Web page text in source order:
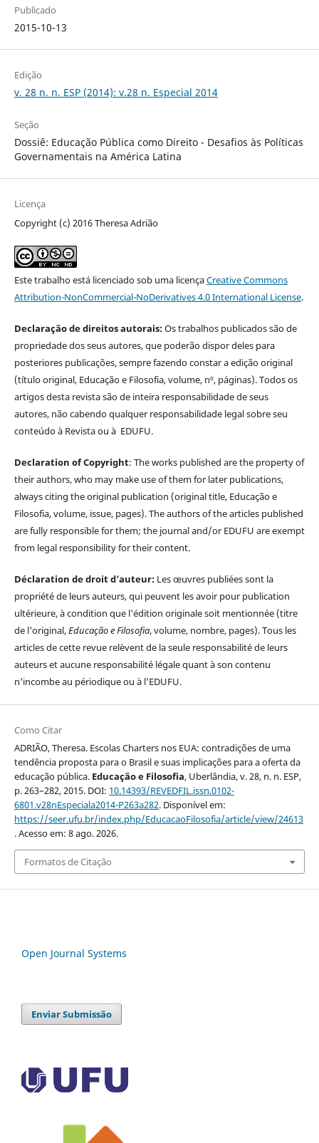
Publicado
2015-10-13
Edição
v. 28 n. n. ESP (2014): v.28 n. Especial 2014
Seção
Dossiê: Educação Pública como Direito - Desafios às Políticas
Governamentais na América Latina
Licença
Copyright (c) 2016 Theresa Adrião
Este trabalho está licenciado sob uma licençaCreative Commons
Attribution-NonCommercial-NoDerivatives 4.0 International License.
Declaração de direitos autorais:Os trabalhos publicados são de
propriedade dos seus autores, que poderão dispor deles para
posteriores publicações, sempre fazendo constar a edição original
(título original, Educação e Filosofia, volume, nº, páginas). Todos os
artigos desta revista são de inteira responsabilidade de seus
autores, não cabendo qualquer responsabilidade legal sobre seu
conteúdo à Revista ou à EDUFU.
Declaration of Copyright: The works published are the property of
their authors, who may make use of them for later publications,
always citing the original publication (original title, Educação e
Filosofia, volume, issue, pages). The authors of the articles published
are fully responsible for them; the journal and/or EDUFU are exempt
from legal responsibility for their content.
Déclaration de droit d’auteur: Les œuvres publiées sont la
propriété de leurs auteurs, qui peuvent les avoir pour publication
ultérieure, à condition que l'édition originale soit mentionnée (titre
de l'original,Educação e Filosofia, volume, nombre, pages). Tous les
articles de cette revue relèvent de la seule responsabilité de leurs
auteurs et aucune responsabilité légale quant à son contenu
n'incombe au périodique ou à l’EDUFU.
Como Citar
ADRIÃO, Theresa. Escolas Charters nos EUA: contradições de uma
tendência proposta para o Brasil e suas implicações para a oferta da
educação pública. Educação e Filosofia, Uberlândia, v. 28, n. n. ESP,
p. 263–282, 2015. DOI: 10.14393/REVEDFIL.issn.0102-
6801.v28nEspeciala2014-P263a282. Disponível em:
https://seer.ufu.br/index.php/EducacaoFilosofia/article/view/24613
. Acesso em: 8 ago. 2026.
Formatos de Citação
Open Journal Systems
Enviar Submissão